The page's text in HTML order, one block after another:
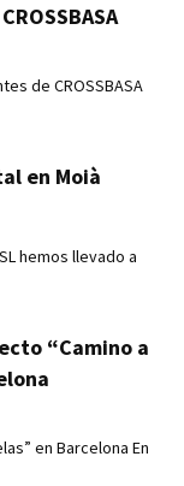
de CROSSBASA
en Moià
hemos llevado a
“Camino a
en Barcelona En